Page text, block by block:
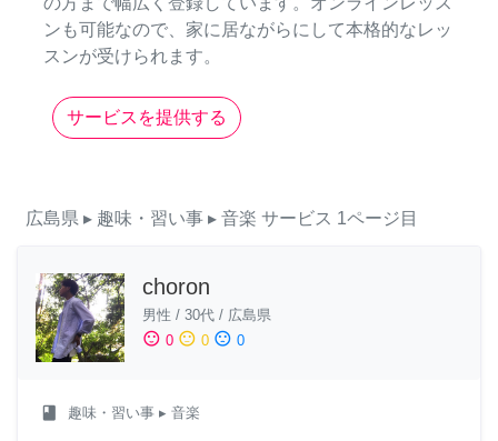
ンも可能なので、家に居ながらにして本格的なレッ
スンが受けられます。
サービスを提供する
広島県 ▸ 趣味・習い事 ▸ 音楽 サービス 1ページ目
choron
男性 / 30代 / 広島県
sentiment_satisfied 0 sentiment_neutral 0 sentiment_dissatisfied 0
class 趣味・習い事 ▸ 音楽